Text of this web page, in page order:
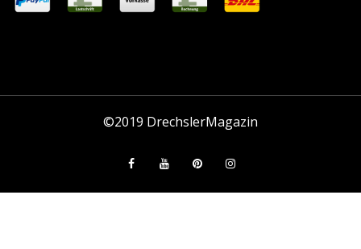
©2019 DrechslerMagazin